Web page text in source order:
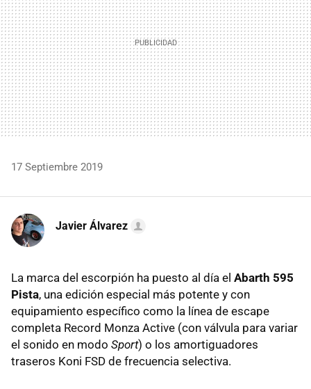
17 Septiembre 2019
Javier Álvarez
La marca del escorpión ha puesto al día el Abarth 595
Pista, una edición especial más potente y con
equipamiento específico como la línea de escape
completa Record Monza Active (con válvula para variar
el sonido en modo Sport) o los amortiguadores
traseros Koni FSD de frecuencia selectiva.